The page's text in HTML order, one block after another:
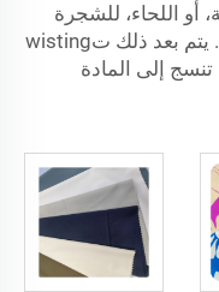
اللحاء، للشجرة
بعناية. ثم يتم تحويله إلى خيوط ناعمة. يتم بعد ذلك تwisting
إلى المادة